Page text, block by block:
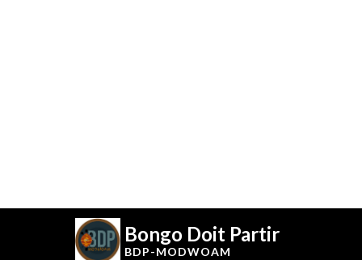
Bongo Doit Partir
BDP-MODWOAM